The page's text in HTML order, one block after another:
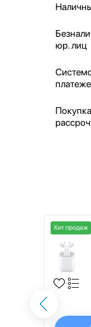
юр. лиц
Хит продаж